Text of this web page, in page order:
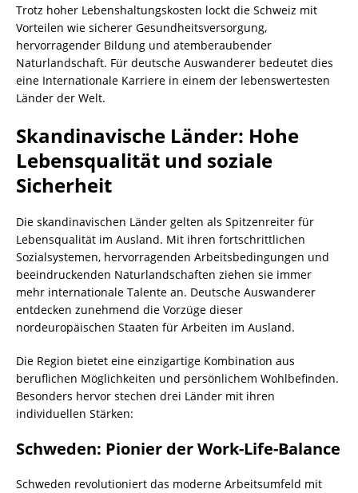
Trotz hoher Lebenshaltungskosten lockt die Schweiz mit
Vorteilen wie sicherer Gesundheitsversorgung,
hervorragender Bildung und atemberaubender
Naturlandschaft. Für deutsche Auswanderer bedeutet dies
eine Internationale Karriere in einem der lebenswertesten
Länder der Welt.
Skandinavische Länder: Hohe
Lebensqualität und soziale
Sicherheit
Die skandinavischen Länder gelten als Spitzenreiter für
Lebensqualität im Ausland. Mit ihren fortschrittlichen
Sozialsystemen, hervorragenden Arbeitsbedingungen und
beeindruckenden Naturlandschaften ziehen sie immer
mehr internationale Talente an. Deutsche Auswanderer
entdecken zunehmend die Vorzüge dieser
nordeuropäischen Staaten für Arbeiten im Ausland.
Die Region bietet eine einzigartige Kombination aus
beruflichen Möglichkeiten und persönlichem Wohlbefinden.
Besonders hervor stechen drei Länder mit ihren
individuellen Stärken:
Schweden: Pionier der Work-Life-Balance
Schweden revolutioniert das moderne Arbeitsumfeld mit